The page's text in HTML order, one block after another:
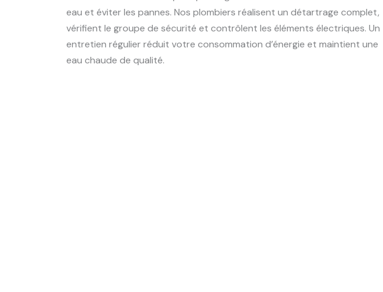
eau et éviter les pannes. Nos plombiers réalisent un détartrage complet,
vérifient le groupe de sécurité et contrôlent les éléments électriques. Un
entretien régulier réduit votre consommation d’énergie et maintient une
eau chaude de qualité.